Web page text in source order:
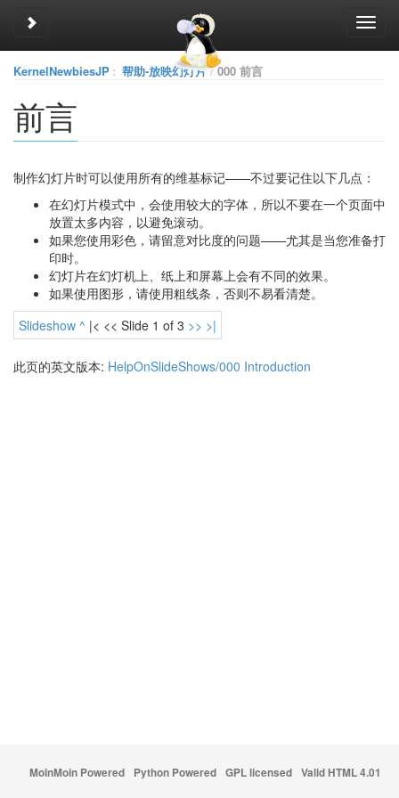
Toggle sidebar
KernelNewbiesJP : 帮助-放映幻灯片 000 前言
前言
制作幻灯片时可以使用所有的维基标记——不过要记住以下几点：
在幻灯片模式中，会使用较大的字体，所以不要在一个页面中
放置太多内容，以避免滚动。
如果您使用彩色，请留意对比度的问题——尤其是当您准备打
印时。
幻灯片在幻灯机上、纸上和屏幕上会有不同的效果。
如果使用图形，请使用粗线条，否则不易看清楚。
Slideshow ^ |< << Slide 1 of 3 >> >|
此页的英文版本: HelpOnSlideShows/000 Introduction
MoinMoin Powered Python Powered GPL licensed Valid HTML 4.01